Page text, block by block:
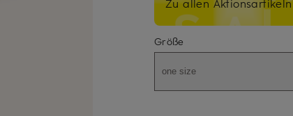
Größe
one size